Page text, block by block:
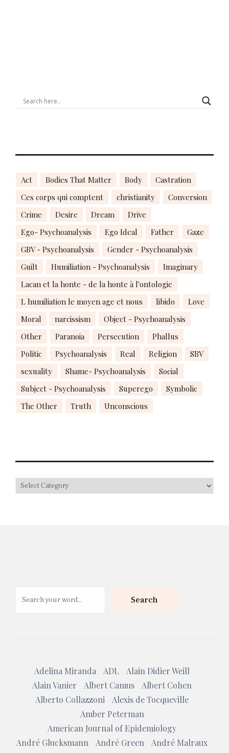
Act Bodies That Matter Body
Castration
Ces corps qui comptent
christianity
Conversion
Crime
Desire Dream
Drive
Ego- Psychoanalysis
Ego Ideal Father
Gaze
GBV - Psychoanalysis
Gender - Psychoanalysis
Guilt
Humiliation - Psychoanalysis
Imaginary
Lacan et la honte - de la honte à l'ontologie
L humiliation le moyen age et nous
libido
Love
Moral
narcissism
Object - Psychoanalysis
Other
Paranoia Persecution
Phallus
Politic
Psychoanalysis Real Religion
SBV
sexuality
Shame- Psychoanalysis
Social
Subject - Psychoanalysis
Superego
Symbolic
The Other
Truth Unconscious
Search
Adelina Miranda ADL
Alain Didier Weill
Alain Vanier
Albert Camus
Albert Cohen
Alberto Collazzoni
Alexis de Tocqueville
Amber Peterman
American Journal of Epidemiology
André Glucksmann
André Green
André Malraux